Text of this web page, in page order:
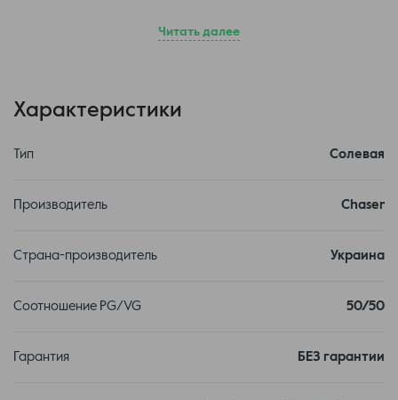
пропиленгликоль с ароматизаторами.
Не является готовой жидкостью! Производитель может
изменять упаковку и количество компонентов. Это
теплом месте для ускорения процесса.
Читать далее
Характеристики
Тип Солевая
Производитель Chaser
Страна-производитель Украина
Соотношение PG/VG 50/50
Гарантия БЕЗ гарантии